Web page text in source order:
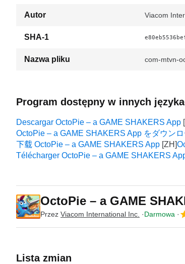
Autor Viacom
SHA-1
Nazwa pliku com-mtvn-
Program dostępny w innych
Descargar OctoPie – a GAME SHAKERS App
OctoPie – a GAME SHAKERS App をダウン
下载 OctoPie – a GAME SHAKERS App
Télécharger OctoPie – a GAME SHAKERS
OctoPie – a GAME
Przez Viacom International Inc. Darmowa
Lista zmian